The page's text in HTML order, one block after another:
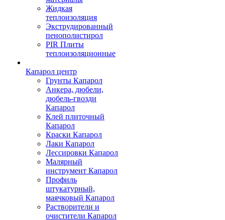
Жидкая
теплоизоляция
Экструдированный
пенополистирол
PIR Плиты
теплоизоляционные
Капарол центр
Грунты Капарол
Анкера, дюбели,
дюбель-гвозди
Капарол
Клей плиточный
Капарол
Краски Капарол
Лаки Капарол
Лессировки Капарол
Малярный
инструмент Капарол
Профиль
штукатурный,
маячковый Капарол
Растворители и
очистители Капарол